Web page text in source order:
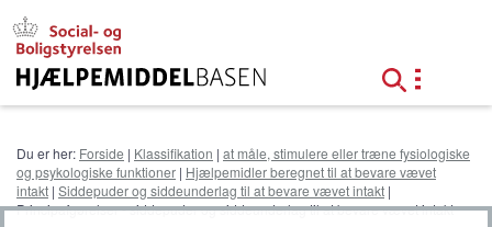
d
Du er her: Forside | Klassifikation | at måle, stimulere eller træne fysiologiske
og psykologiske funktioner | Hjælpemidler beregnet til at bevare vævet
intakt | Siddepuder og siddeunderlag til at bevare vævet intakt |
Principafgørelser - siddepuder og siddeunderlag til at bevare vævet intakt